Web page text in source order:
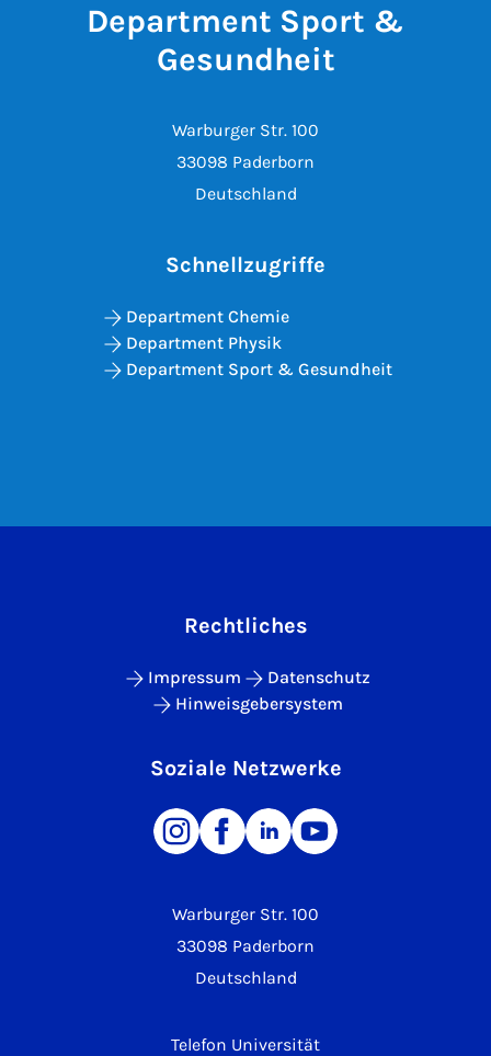
Department Sport &
Gesundheit
Warburger Str. 100
33098 Paderborn
Deutschland
Schnellzugriffe
Department Chemie
Department Physik
Department Sport & Gesundheit
Warburger Str. 100
33098 Paderborn
Deutschland
Telefon Universität
Rechtliches
Impressum
Datenschutz
Hinweisgebersystem
Soziale Netzwerke